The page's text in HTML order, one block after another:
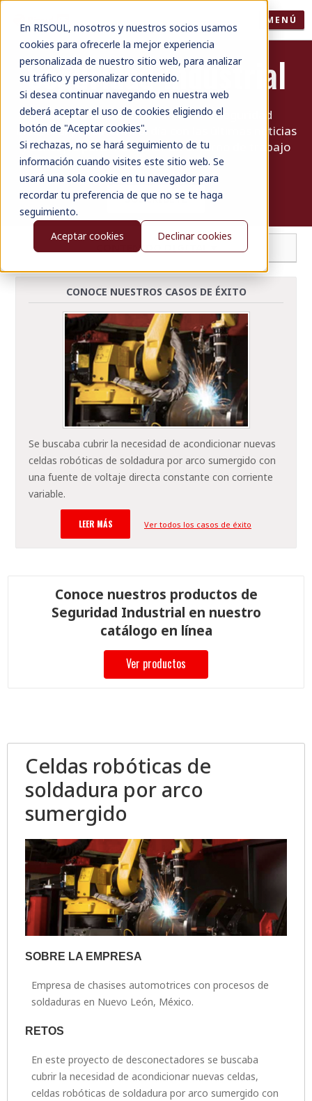
En RISOUL, nosotros y nuestros socios usamos
cookies para ofrecerle la mejor experiencia
personalizada de nuestro sitio web, para analizar
su tráfico y personalizar contenido.
Si desea continuar navegando en nuestra web
deberá aceptar el uso de cookies eligiendo el
botón de "Aceptar cookies".
Si rechazas, no se hará seguimiento de tu
información cuando visites este sitio web. Se
usará una sola cookie en tu navegador para
recordar tu preferencia de que no se te haga
seguimiento.
Aceptar cookies
Declinar cookies
MENÚ
Seguridad Industrial
¡Únete a nuestra comunidad de seguridad
industrial y mantente al día con las últimas noticias
y consejos para mantener un entorno de trabajo
seguro!
SUSCRÍBETE
CONTENIDO DIGITAL ▾
CONOCE NUESTROS CASOS DE ÉXITO
Se buscaba cubrir la necesidad de acondicionar nuevas
celdas robóticas de soldadura por arco sumergido con
una fuente de voltaje directa constante con corriente
variable.
LEER MÁS Ver todos los casos de éxito
Conoce nuestros productos de
Seguridad Industrial en nuestro
catálogo en línea
Ver productos
Celdas robóticas de
soldadura por arco
sumergido
SOBRE LA EMPRESA
Empresa de chasises automotrices con procesos de
soldaduras en Nuevo León, México.
RETOS
En este proyecto de desconectadores se buscaba
cubrir la necesidad de acondicionar nuevas celdas,
celdas robóticas de soldadura por arco sumergido con